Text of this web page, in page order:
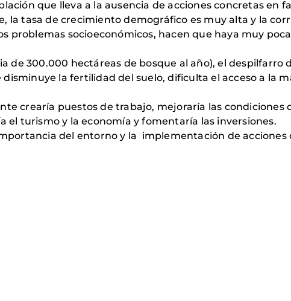
que lleva a la ausencia de acciones concretas en
la tasa de crecimiento demográfico es muy alta y la
problemas socioeconómicos, hacen que haya muy
de 300.000 hectáreas de bosque al año), el despilfarro
la fertilidad del suelo, dificulta el acceso a la
crearía puestos de trabajo, mejoraría las condiciones
turismo y la economía y fomentaría las inversiones.
del entorno y la implementación de acciones